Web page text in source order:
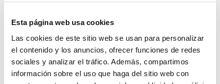
Esta página web usa cookies
Las cookies de este sitio web se usan para personalizar
el contenido y los anuncios, ofrecer funciones de redes
sociales y analizar el tráfico. Además, compartimos
información sobre el uso que haga del sitio web con
08 Jul 2026 1 min
Warsh superó la prueba